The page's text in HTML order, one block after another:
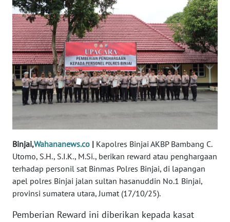
Binjai,Wahananews.co | Kapolres Binjai AKBP Bambang C.
Utomo, S.H., S.I.K., M.Si., berikan reward atau penghargaan
terhadap personil sat Binmas Polres Binjai, di lapangan
apel polres Binjai jalan sultan hasanuddin No.1 Binjai,
provinsi sumatera utara, Jumat (17/10/25).
Pemberian Reward ini diberikan kepada kasat
DISCLAIMER
Wahana
News
Regional
WN
SUMUT
WN
JAKARTA
WN
JABAR
WN